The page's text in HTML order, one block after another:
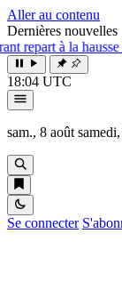
Aller au contenu
Dernières nouvelles
à la hausse à
18:04 UTC
sam., 8 août
Se connecter